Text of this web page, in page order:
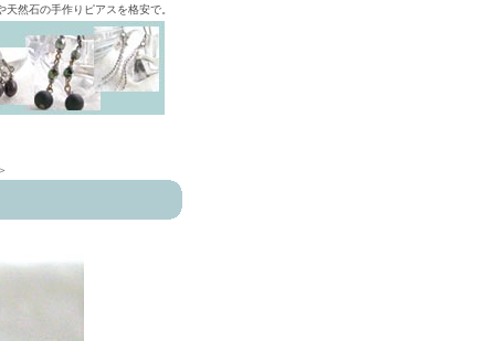
然石の手作りピアスを格安で。